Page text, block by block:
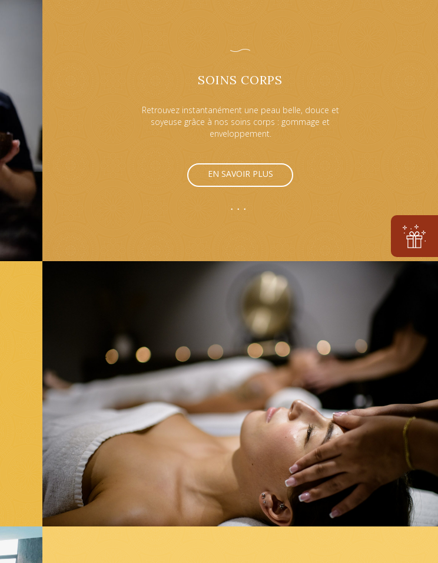
SOINS CORPS
Retrouvez instantanément une peau belle, douce et
soyeuse grâce à nos soins corps : gommage et
enveloppement.
EN SAVOIR PLUS
•••